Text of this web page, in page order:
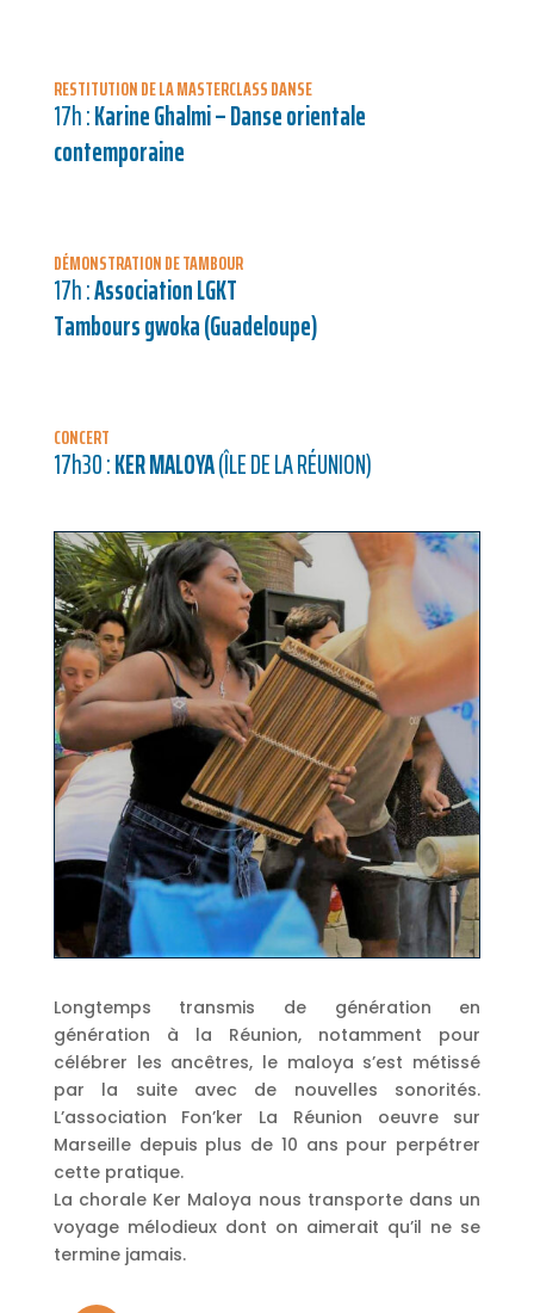
RESTITUTION DE LA MASTERCLASS DANSE
17h :Karine Ghalmi – Danse orientale
contemporaine
DÉMONSTRATION DE TAMBOUR
17h :Association LGKT
Tambours gwoka (Guadeloupe)
CONCERT
17h30 :KER MALOYA(ÎLE DE LA RÉUNION)
Longtemps transmis de génération en
génération à la Réunion, notamment pour
célébrer les ancêtres, le maloya s’est métissé
par la suite avec de nouvelles sonorités.
L’association Fon’ker La Réunion oeuvre sur
Marseille depuis plus de 10 ans pour perpétrer
cette pratique.
La chorale Ker Maloya nous transporte dans un
voyage mélodieux dont on aimerait qu’il ne se
termine jamais.